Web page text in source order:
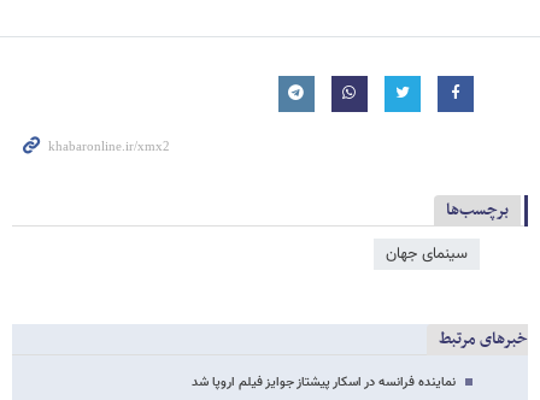
برچسب‌ها
سینمای جهان
خبرهای مرتبط
نماینده فرانسه در اسکار پیشتاز جوایز فیلم اروپا شد